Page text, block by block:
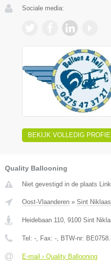
Sociale media:
BEKIJK VOLLEDIG
Quality Ballooning
Niet gevestigd in de plaats
Oost-Vlaanderen » Sint Niklaas
Heidebaan 110, 9100 Sint
Tel: -, Fax: -, BTW-nr:
E-mail › Quality Ballooning